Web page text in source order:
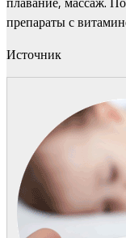
препараты с
Источник